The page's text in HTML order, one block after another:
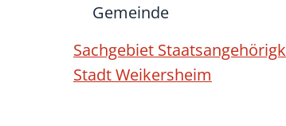
Gemeinde
Sachgebiet
Stadt Weikersheim